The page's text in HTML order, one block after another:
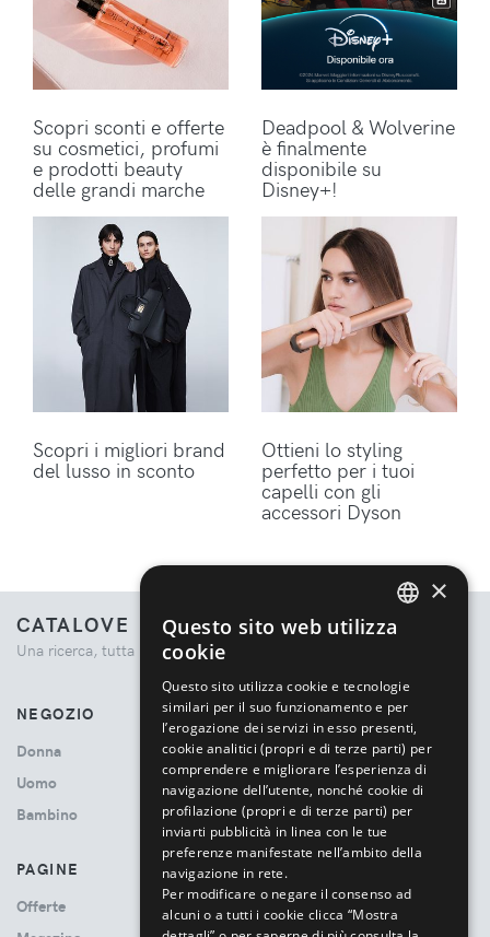
Scopri sconti e offerte
su cosmetici, profumi
e prodotti beauty
delle grandi marche
Deadpool & Wolverine
è finalmente
disponibile su
Disney+!
Scopri i migliori brand
del lusso in sconto
Ottieni lo styling
perfetto per i tuoi
capelli con gli
accessori Dyson
CATALOVE
Una ricerca, tutta la moda.
NEGOZIO
Donna
Uomo
Bambino
PAGINE
Offerte
×
Questo sito web utilizza
cookie
Questo sito utilizza cookie e tecnologie
similari per il suo funzionamento e per
l’erogazione dei servizi in esso presenti,
cookie analitici (propri e di terze parti) per
comprendere e migliorare l’esperienza di
navigazione dell’utente, nonché cookie di
profilazione (propri e di terze parti) per
inviarti pubblicità in linea con le tue
preferenze manifestate nell’ambito della
navigazione in rete.
Per modificare o negare il consenso ad
alcuni o a tutti i cookie clicca “Mostra